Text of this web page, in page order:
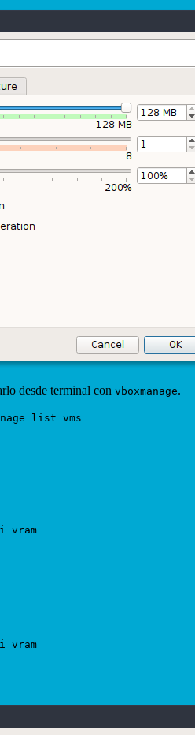
desde terminal con vboxmanage.
list vms
vram
vram